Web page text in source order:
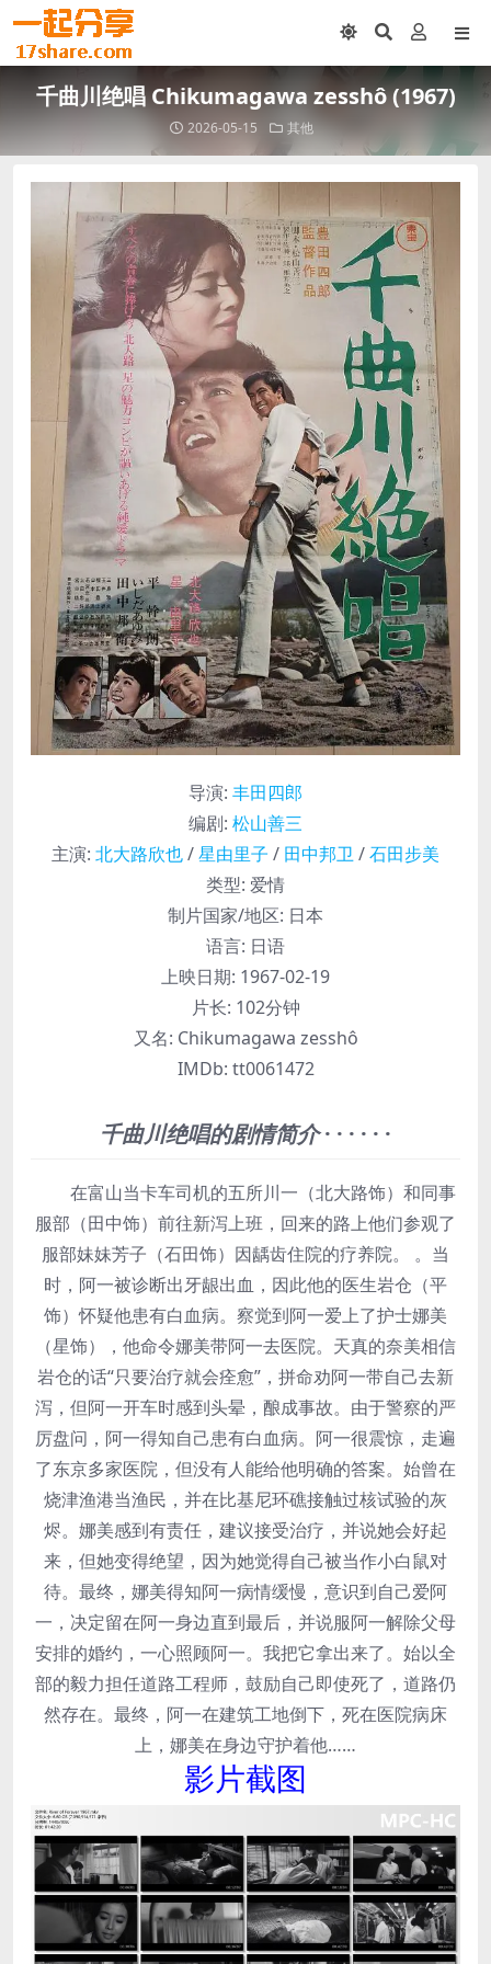
千曲川绝唱 Chikumagawa zesshô (1967)
2026-05-15 其他
导演: 丰田四郎
编剧: 松山善三
主演: 北大路欣也/星由里子 / 田中邦卫/石田步美
类型: 爱情
制片国家/地区: 日本
语言: 日语
上映日期: 1967-02-19
片长: 102分钟
又名: Chikumagawa zesshô
IMDb: tt0061472
千曲川绝唱的剧情简介· · · · · ·
在富山当卡车司机的五所川一（北大路饰）和同事
服部（田中饰）前往新泻上班，回来的路上他们参观了
服部妹妹芳子（石田饰）因龋齿住院的疗养院。 。当
时，阿一被诊断出牙龈出血，因此他的医生岩仓（平
饰）怀疑他患有白血病。察觉到阿一爱上了护士娜美
（星饰），他命令娜美带阿一去医院。天真的奈美相信
岩仓的话“只要治疗就会痊愈”，拼命劝阿一带自己去新
泻，但阿一开车时感到头晕，酿成事故。由于警察的严
厉盘问，阿一得知自己患有白血病。阿一很震惊，走遍
了东京多家医院，但没有人能给他明确的答案。始曾在
烧津渔港当渔民，并在比基尼环礁接触过核试验的灰
烬。娜美感到有责任，建议接受治疗，并说她会好起
来，但她变得绝望，因为她觉得自己被当作小白鼠对
待。最终，娜美得知阿一病情缓慢，意识到自己爱阿
一，决定留在阿一身边直到最后，并说服阿一解除父母
安排的婚约，一心照顾阿一。我把它拿出来了。始以全
部的毅力担任道路工程师，鼓励自己即使死了，道路仍
然存在。最终，阿一在建筑工地倒下，死在医院病床
上，娜美在身边守护着他……
影片截图